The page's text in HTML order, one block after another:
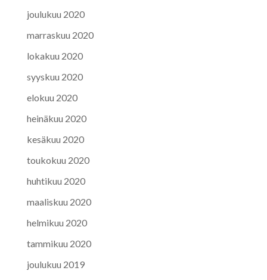
joulukuu 2020
marraskuu 2020
lokakuu 2020
syyskuu 2020
elokuu 2020
heinäkuu 2020
kesäkuu 2020
toukokuu 2020
huhtikuu 2020
maaliskuu 2020
helmikuu 2020
tammikuu 2020
joulukuu 2019